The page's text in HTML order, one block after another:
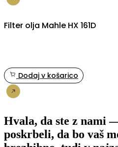
Filter olja Mahle HX 161D
Dodaj v košarico
Hvala, da ste z nami
poskrbeli, da bo vaš